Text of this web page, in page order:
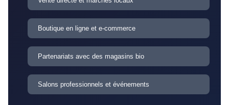
Boutique en ligne et e-commerce
Partenariats avec des magasins bio
Salons professionnels et événements